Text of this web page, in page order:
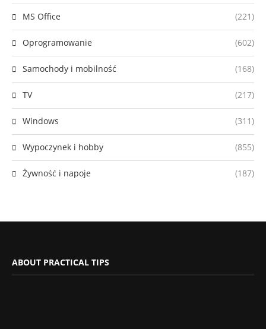
MS Office (221)
Oprogramowanie (602)
Samochody i mobilność (168)
TV (217)
Windows (311)
Wypoczynek i hobby (855)
Żywność i napoje (187)
ABOUT PRACTICAL TIPS